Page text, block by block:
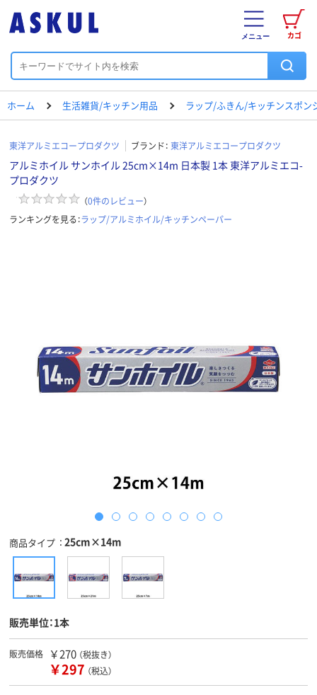
カゴ
メニュー
ホーム 生活雑貨/キッチン用品 ラップ/ふきん/キッチンスポン
東洋アルミエコープロダクツ ブランド： 東洋アルミエコープロダクツ
アルミホイル サンホイル 25cm×14m 日本製 1本 東洋アルミエコ-
プロダクツ
（0件のレビュー）
ランキングを見る：ラップ/アルミホイル/キッチンペーパー
商品タイプ 25cm×14m
販売単位：1本
販売価格 ￥270 （税抜き）
￥297 （税込）